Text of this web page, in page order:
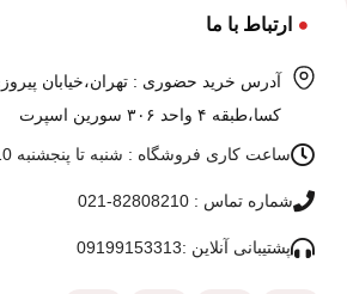
ارتباط با ما
آدرس خرید حضوری : تهران،خیابان
کسا،طبقه ۴ واحد ۳۰۶ سورین اسپرت
ساعت کاری فروشگاه : شنبه تا پنجشنبه 10 الی 19
شماره تماس : 82808210-021
پشتیبانی آنلاین :09199153313